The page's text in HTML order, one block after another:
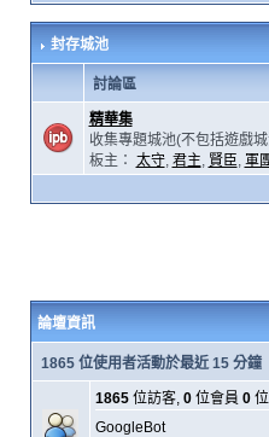
封存城池
討論區
精華集
收集專題城池(不包括遊戲
板主： 太守, 君主, 賢臣, 軍
論壇資訊
1865 位使用者活動於最近 15 分鐘
1865位訪客, 0位會員 0位
GoogleBot